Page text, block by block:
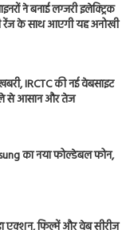
ने बनाई लग्जरी इलेक्ट्रिक
रेंज के साथ आएगी यह अनोखी
IRCTC की नई वेबसाइट
से आसान और तेज
का नया फोल्डेबल फोन,